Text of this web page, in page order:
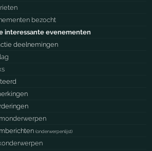
bezocht
interessante evenementen
deelnemingen
(onderwerpenlijst)